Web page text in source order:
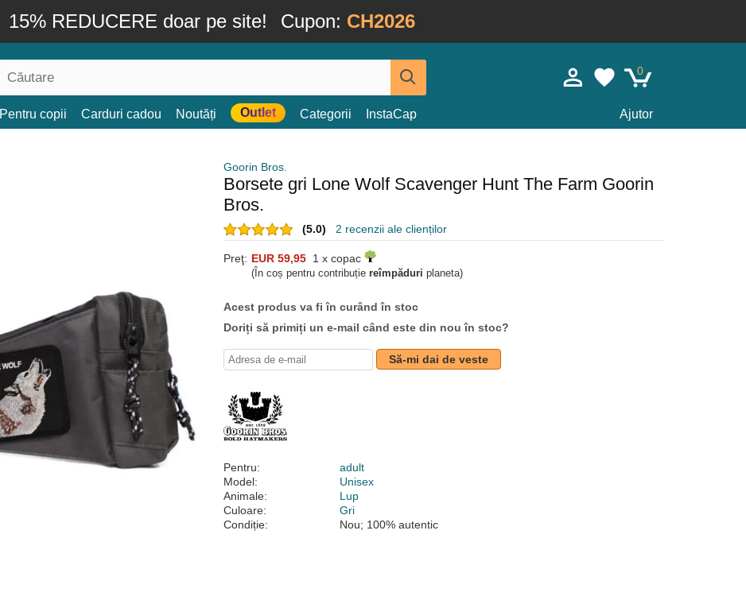
15% REDUCERE doar pe site! Cupon: CH2026
0
Pentru copii Carduri cadou Noutăți Outlet Categorii InstaCap Ajutor
Goorin Bros.
Borsete gri Lone Wolf Scavenger Hunt The Farm Goorin
Bros.
(5.0) 2 recenzii ale clienților
Preţ: EUR 59,95 1 x copac
(În coș pentru contribuție reîmpăduri planeta)
Acest produs va fi în curând în stoc
Doriți să primiți un e-mail când este din nou în stoc?
Să-mi dai de veste
Pentru:
adult
Model:
Unisex
Animale:
Lup
Culoare:
Gri
Condiție:
Nou; 100% autentic